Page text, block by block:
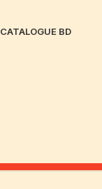
CATALOGUE BD